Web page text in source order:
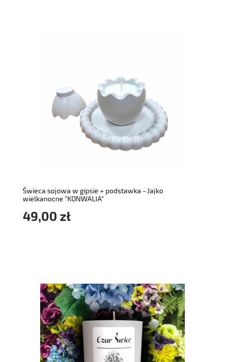
Świeca sojowa w gipsie + podstawka - Jajko
wielkanocne "KONWALIA"
49,00 zł
do koszyka